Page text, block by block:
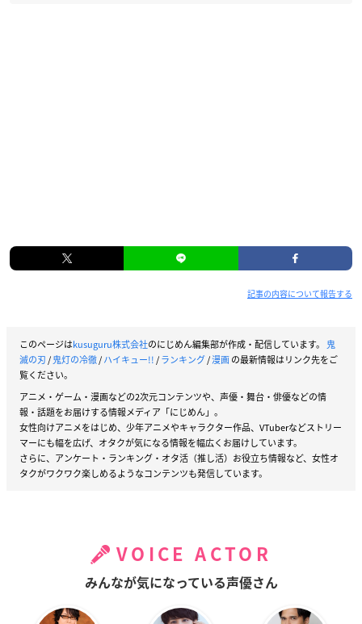
記事の内容について報告する
このページはkusuguru株式会社のにじめん編集部が作成・配信しています。 鬼
滅の刃/鬼灯の冷徹/ハイキュー!!/ランキング/漫画の最新情報はリンク先をご
覧ください。
アニメ・ゲーム・漫画などの2次元コンテンツや、声優・舞台・俳優などの情
報・話題をお届けする情報メディア「にじめん」。
女性向けアニメをはじめ、少年アニメやキャラクター作品、VTuberなどストリー
マーにも幅を広げ、オタクが気になる情報を幅広くお届けしています。
さらに、アンケート・ランキング・オタ活（推し活）お役立ち情報など、女性オ
タクがワクワク楽しめるようなコンテンツも発信しています。
VOICE ACTOR
みんなが気になっている声優さん